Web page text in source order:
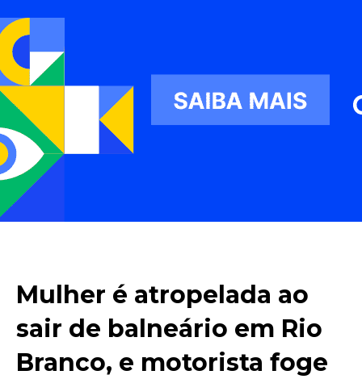
Mulher é atropelada ao
sair de balneário em Rio
Branco, e motorista foge